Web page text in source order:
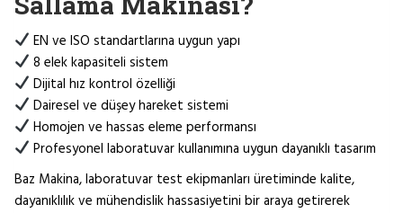
EN ve ISO standartlarına uygun yapı
8 elek kapasiteli sistem
Dijital hız kontrol özelliği
Dairesel ve düşey hareket sistemi
Homojen ve hassas eleme performansı
Profesyonel laboratuvar kullanımına uygun dayanıklı tasarım
Baz Makina, laboratuvar test ekipmanları üretiminde kalite,
dayanıklılık ve mühendislik hassasiyetini bir araya getirerek